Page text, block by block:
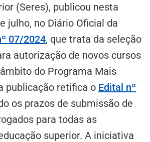
(Seres), publicou nesta
julho, no Diário Oficial da
07/2024, que trata da seleção
autorização de novos cursos
do Programa Mais
publicação retifica o Edital nº
os prazos de submissão de
para todas as
superior. A iniciativa